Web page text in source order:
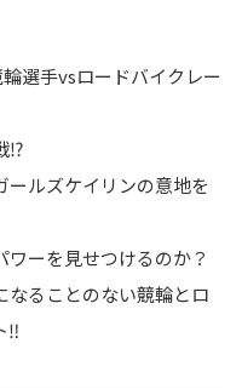
選手vsロードバイクレー
⁉
ルズケイリンの意地を
ーを見せつけるのか？
なることのない競輪とロ
‼